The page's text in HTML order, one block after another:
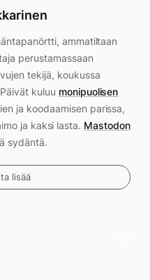
ammatiltaan
perustamassaan
tekijä, koukussa
kuluu monipuolisen
ja koodaamisen parissa,
ja kaksi lasta. Mastodon
sydäntä.
lisää